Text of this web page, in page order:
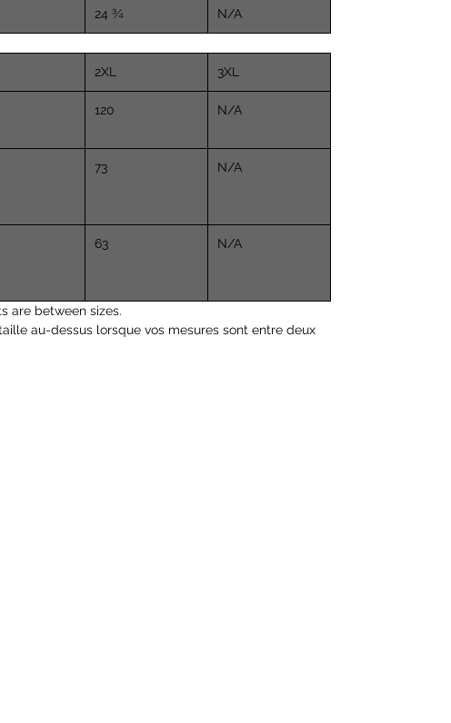
24 ¾
N/A
2XL 3XL
120 N/A
73 N/A
63 N/A
are between sizes.
au-dessus lorsque vos mesures sont entre deux